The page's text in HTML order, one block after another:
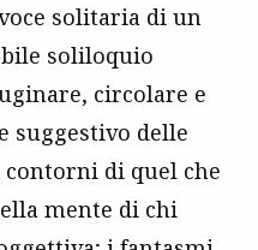
solitaria di un
soliloquio
circolare e
suggestivo delle
di quel che
mente di chi